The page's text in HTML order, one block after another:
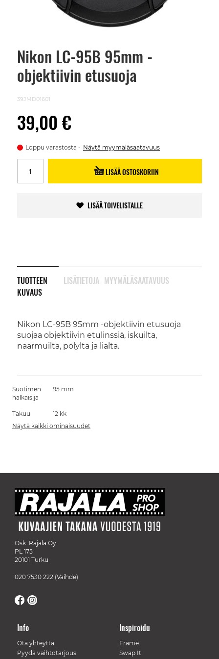
Nikon LC-95B 95mm -
objektiivin etusuoja
39JMD01601
39,00 €
Loppu varastosta Näytä myymäläsaatavuus
LISÄÄ OSTOSKORIIN
LISÄÄ TOIVELISTALLE
TUOTTEEN
KUVAUS
Nikon LC-95B 95mm -objektiivin etusuoja
suojaa objektiivin etulinssiä, iskuilta,
naarmuilta, pölyltä ja lialta.
LISÄTIETOJA MYYMÄLÄSAATAVUUS
Skip
beginning
images
Suotimen
halkaisija
95 mm
Takuu
12 kk
Näytä kaikki ominaisuudet
Osk. Rajala Oy
PL 175
20101 Turku
020 7530 222 (Vaihde)
Info
Ota yhteyttä
Pyydä vaihtotarjous
Inspiroidu
Frame
Swap It